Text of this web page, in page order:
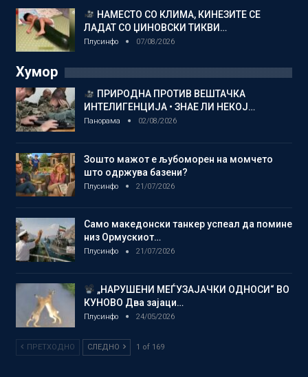
НАМЕСТО СО КЛИМА, КИНЕЗИТЕ СЕ
ЛАДАТ СО ЏИНОВСКИ ТИКВИ…
Плусинфо 07/08/2026
Хумор
ПРИРОДНА ПРОТИВ ВЕШТАЧКА
ИНТЕЛИГЕНЦИЈА • ЗНАЕ ЛИ НЕКОЈ…
Панорама 02/08/2026
Зошто мажот е љубоморен на момчето
што одржува базени?
Плусинфо 21/07/2026
Само македонски танкер успеал да помине
низ Ормускиот…
Плусинфо 21/07/2026
„НАРУШЕНИ МЕЃУЗАЈАЧКИ ОДНОСИ“ ВО
КУНОВО Два зајаци…
Плусинфо 24/05/2026
ПРЕТХОДНО СЛЕДНО 1 of 169